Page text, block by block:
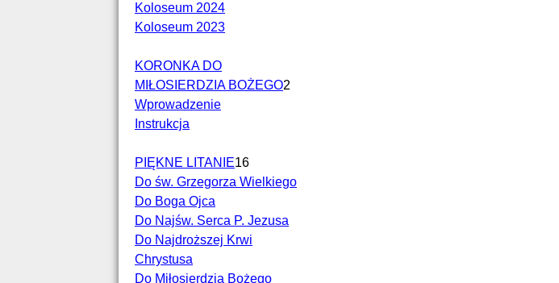
Koloseum 2024
Koloseum 2023
KORONKA DO
MIŁOSIERDZIA BOŻEGO2
Wprowadzenie
Instrukcja
PIĘKNE LITANIE16
Do św. Grzegorza Wielkiego
Do Boga Ojca
Do Najśw. Serca P. Jezusa
Do Najdroższej Krwi
Chrystusa
Do Miłosierdzia Bożego